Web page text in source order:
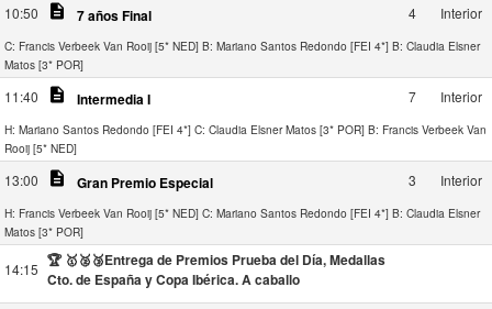
10:50 description 7 años Final 4 Interior
C: Francis Verbeek Van Rooij [5* NED] B: Mariano Santos Redondo [FEI 4*] B: Claudia Elsner
Matos [3* POR]
11:40 description Intermedia I 7 Interior
H: Mariano Santos Redondo [FEI 4*] C: Claudia Elsner Matos [3* POR] B: Francis Verbeek Van
Rooij [5* NED]
13:00 description Gran Premio Especial 3 Interior
H: Francis Verbeek Van Rooij [5* NED] C: Mariano Santos Redondo [FEI 4*] B: Claudia Elsner
Matos [3* POR]
14:15 🏆 🥇🥈🥉Entrega de Premios Prueba del Día, Medallas
Cto. de España y Copa Ibérica. A caballo